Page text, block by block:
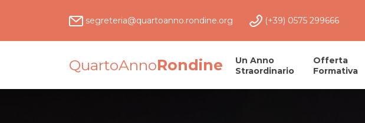
segreteria@quartoanno.rondine.org (+39) 0575 299666
QuartoAnnoRondine
Un Anno
Straordinario
Offerta
Formativa